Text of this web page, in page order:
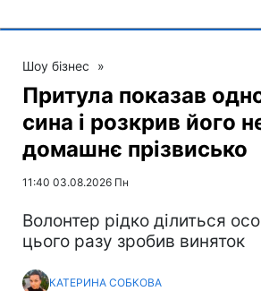
Шоу бізнес »
Притула показав
сина і розкрив його
домашнє прізвисько
11:40 03.08.2026 Пн
Волонтер рідко ділиться
цього разу зробив виняток
КАТЕРИНА СОБКОВА